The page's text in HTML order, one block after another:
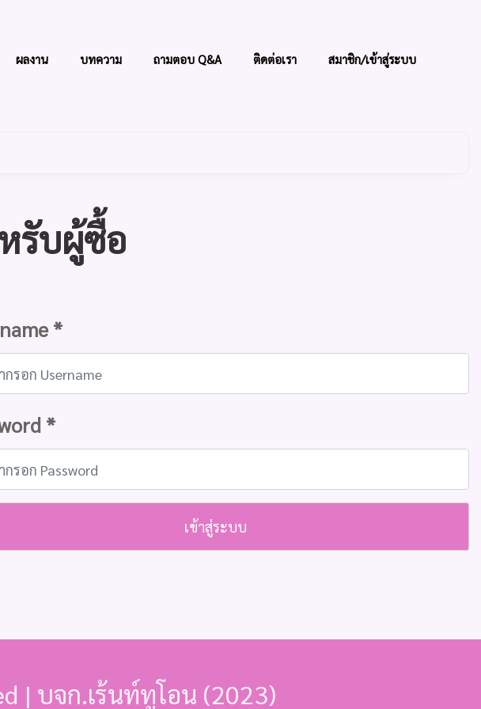
ผลงาน บทความ ถามตอบ Q&A ติดต่อเรา สมาชิก/เข้าสู่ระบบ
รับผู้ซื้อ
*
*
เข้าสู่ระบบ
| บจก.เร้นท์ทูโอน (2023)